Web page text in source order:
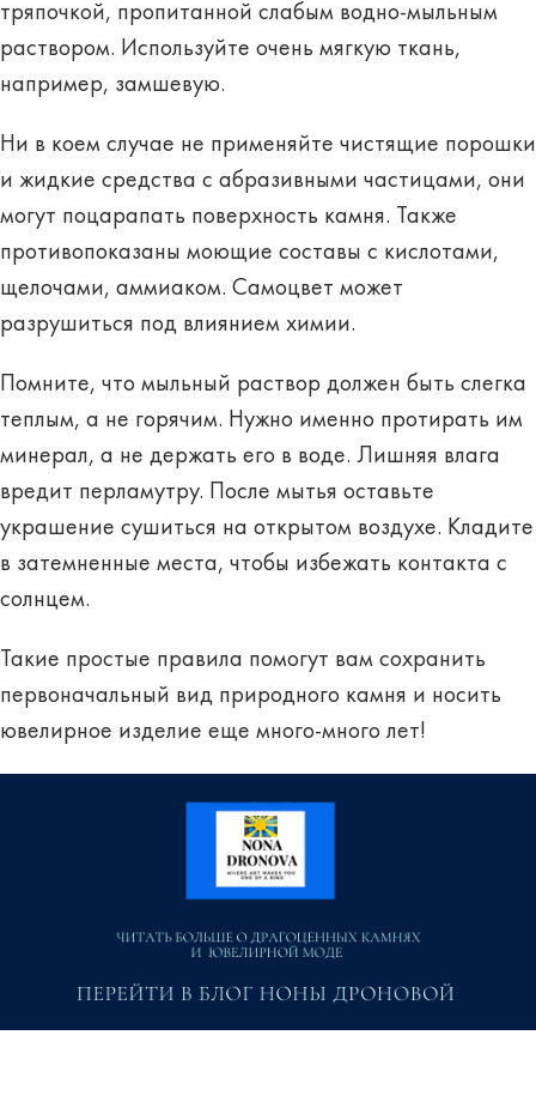
тряпочкой, пропитанной слабым водно-мыльным
раствором. Используйте очень мягкую ткань,
например, замшевую.
Ни в коем случае не применяйте чистящие порошки
и жидкие средства с абразивными частицами, они
могут поцарапать поверхность камня. Также
противопоказаны моющие составы с кислотами,
щелочами, аммиаком. Самоцвет может
разрушиться под влиянием химии.
Помните, что мыльный раствор должен быть слегка
теплым, а не горячим. Нужно именно протирать им
минерал, а не держать его в воде. Лишняя влага
вредит перламутру. После мытья оставьте
украшение сушиться на открытом воздухе. Кладите
в затемненные места, чтобы избежать контакта с
солнцем.
Такие простые правила помогут вам сохранить
первоначальный вид природного камня и носить
ювелирное изделие еще много-много лет!